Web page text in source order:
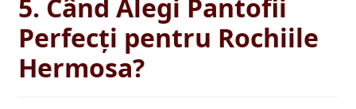
5. Când Alegi Pantofii
Perfecți pentru Rochiile
Hermosa?